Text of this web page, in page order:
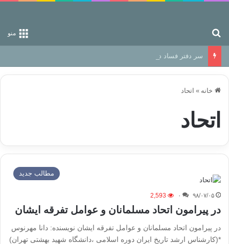
منو
سر دفتر فساد در زمین‌، دوری وکناره‌گیری از راه خداست‌!
خانه » اتحاد
اتحاد
مطالب جدید
۹۸/۰۷/۰۵ ۰ 2,593
در پیرامون اتحاد مسلمانان و عوامل تفرقه ایشان
در پیرامون اتحاد مسلمانان و عوامل تفرقه ایشان نویسنده: دانا مهرنوس
*(کارشناس ارشد تاریخ ایران دوره اسلامی ،دانشگاه شهید بهشتی تهران)